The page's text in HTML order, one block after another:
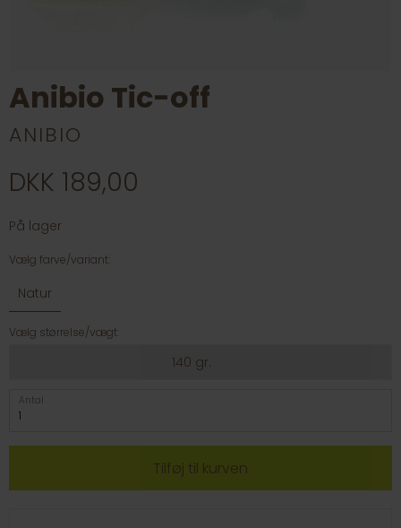
Anibio Tic-off
ANIBIO
DKK 189,00
På lager
Vælg farve/variant:
Natur
Vælg størrelse/vægt:
140 gr.
Antal